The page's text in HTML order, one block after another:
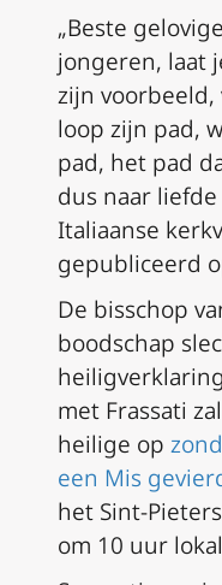
„Beste
jongeren, laat
zijn
loop zijn pad,
pad, het pad
dus naar
Italiaanse
gepubliceerd
De bisschop
boodschap
met Frassati
heilige op
een Mis
het Sint-
om 10 uur